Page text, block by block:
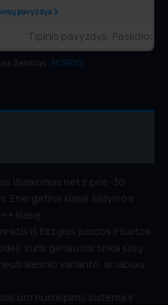
ženklas: NORDIS
išlaikomas net ir prie -30
Energetinė klasė šildymo ir
klasę.
iš blizgios juodos ir baltos
kuris geriausiai tinka jūsų
varianto, ar labiau
oro nukreipimo sistema ir